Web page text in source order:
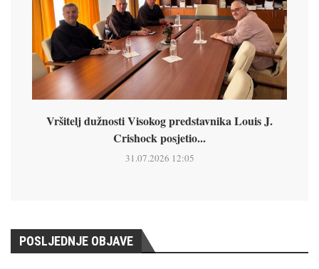
Vršitelj dužnosti Visokog predstavnika Louis J.
Crishock posjetio...
31.07.2026 12:05
POSLJEDNJE OBJAVE